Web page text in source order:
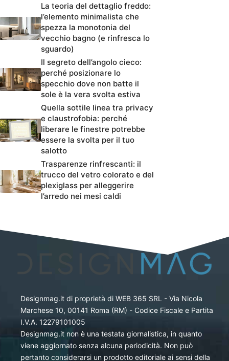
La teoria del dettaglio freddo:
l’elemento minimalista che
spezza la monotonia del
vecchio bagno (e rinfresca lo
sguardo)
Il segreto dell’angolo cieco:
perché posizionare lo
specchio dove non batte il
sole è la vera svolta estiva
Quella sottile linea tra privacy
e claustrofobia: perché
liberare le finestre potrebbe
essere la svolta per il tuo
salotto
Trasparenze rinfrescanti: il
trucco del vetro colorato e del
plexiglass per alleggerire
l’arredo nei mesi caldi
Designmag.it di proprietà di WEB 365 SRL - Via Nicola
Marchese 10, 00141 Roma (RM) - Codice Fiscale e Partita
I.V.A. 12279101005
Designmag.it non è una testata giornalistica, in quanto
viene aggiornato senza alcuna periodicità. Non può
pertanto considerarsi un prodotto editoriale ai sensi della